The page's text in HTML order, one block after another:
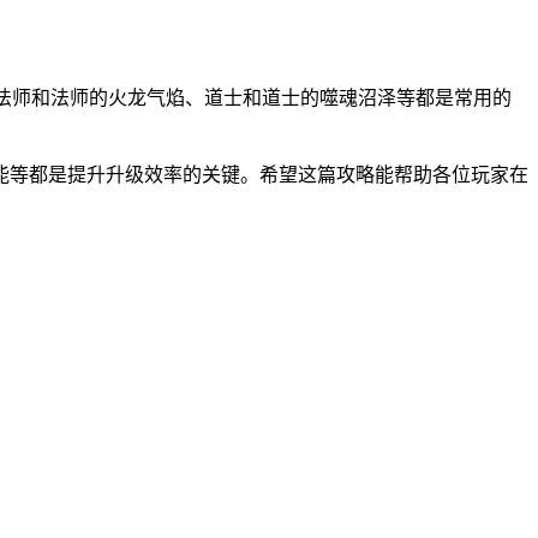
和法师的火龙气焰、道士和道士的噬魂沼泽等都是常用的
都是提升升级效率的关键。希望这篇攻略能帮助各位玩家在